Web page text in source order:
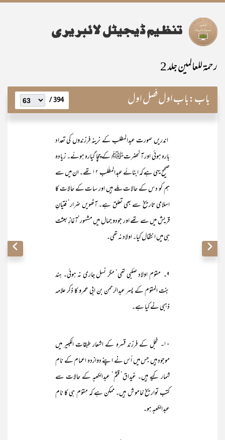
رحمۃ للعالمین جلد 2
باب:باب اول فصل اول 394 /
اندریں صورت عبدالمطلب کے نرینہ فرزندوں کی تعداد
بارہ ہوئی اور آنحضرتﷺ کے چچا گیارہ ہوئے۔ زیادہ
صحیح یہی ہے کہ ابنائے عبدالمطّلب ۱۲ تھے۔ ان میں سے
ہم کو دس کے حالات ملے ہیں اور سات کے حالات کا
اسلامی تاریخ سے بھی تعلق ہے۔ آٹھویں ضرار‘ فتیانِ
قریش میں سے تھے اور جودو جمال میں مشہور‘آغازِ بعثت
ہی میں انتقال کیا۔ اولاد نہ تھی۔
۹۔ مقوّم اولاد صُلبی تھی‘ مگر نسل جاری نہ ہوئی۔ ہند
بنت المقوّم کے پسر عبدالرحمن بن ابی عمرو کا ذکر علامہ
ذہبی نے کیا ہے۔
۱۰- خجل کے فرزند قسرہ کے اشعار طبقات الکبیر میں
موجود ہیں جس میں اُس نے اپنے دوازدہ اعمام کے نام
شمار کیے ہیں۔ غیداق‘ قثم‘ عبدالکعبہ کے حالات سے
کتب تواریخ خاموش ہیں۔ ممکن ہے کہ مقوّم ہی کا نام
عبدالکعبہ ہو۔